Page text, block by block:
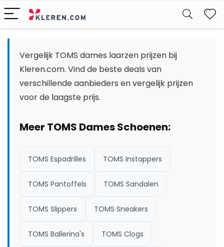
Vergelijk TOMS dames laarzen prijzen bij
Kleren.com. Vind de beste deals van
verschillende aanbieders en vergelijk prijzen
voor de laagste prijs.
Meer TOMS Dames Schoenen:
TOMS Espadrilles TOMS Instappers
TOMS Pantoffels TOMS Sandalen
TOMS Slippers TOMS Sneakers
TOMS Ballerina's TOMS Clogs